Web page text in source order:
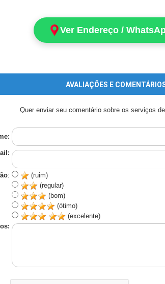
Ver Endereço /
AVALIAÇÕES E
Quer enviar seu comentário sobre os serviços
:
(ruim)
(regular)
(bom)
(ótimo)
(excelente)